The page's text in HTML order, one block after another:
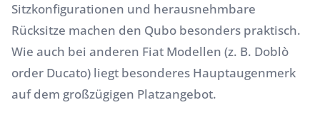
Sitzkonfigurationen und herausnehmbare
Rücksitze machen den Qubo besonders praktisch.
Wie auch bei anderen Fiat Modellen (z. B. Doblò
order Ducato) liegt besonderes Hauptaugenmerk
auf dem großzügigen Platzangebot.